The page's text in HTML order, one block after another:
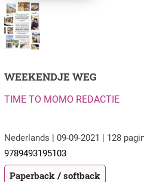
WEEKENDJE WEG
TIME TO MOMO REDACTIE
Nederlands | 09-09-2021 | 128
9789493195103
Paperback / softback